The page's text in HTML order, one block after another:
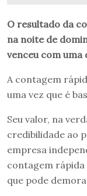
O resultado da
na noite de
venceu com
A contagem
uma vez que é
Seu valor, na
credibilidade ao
empresa
contagem
que pode